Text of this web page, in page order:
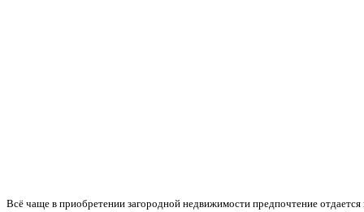
Всё чаще в приобретении загородной недвижимости предпочтение